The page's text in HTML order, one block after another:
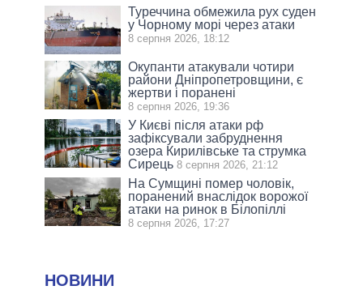
Туреччина обмежила рух суден
у Чорному морі через атаки
8 серпня 2026, 18:12
Окупанти атакували чотири
райони Дніпропетровщини, є
жертви і поранені
8 серпня 2026, 19:36
У Києві після атаки рф
зафіксували забруднення
озера Кирилівське та струмка
Сирець 8 серпня 2026, 21:12
На Сумщині помер чоловік,
поранений внаслідок ворожої
атаки на ринок в Білопіллі
8 серпня 2026, 17:27
НОВИНИ